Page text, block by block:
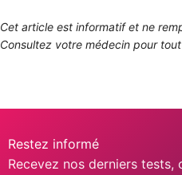
Cet article est informatif et ne
Consultez votre médecin pour
Restez informé
Recevez nos derniers